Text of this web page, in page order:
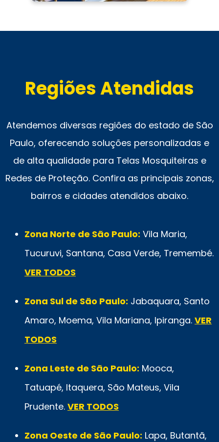
Regiões Atendidas
Atendemos diversas regiões do estado de São
Paulo, oferecendo soluções personalizadas e
de alta qualidade para Telas Mosquiteiras e
Redes de Proteção. Confira as principais zonas,
bairros e cidades atendidos abaixo.
Zona Norte de São Paulo: Vila Maria,
Tucuruvi, Santana, Casa Verde, Tremembé.
VER TODOS
Zona Sul de São Paulo: Jabaquara, Santo
Amaro, Moema, Vila Mariana, Ipiranga. VER
TODOS
Zona Leste de São Paulo: Mooca,
Tatuapé, Itaquera, São Mateus, Vila
Prudente. VER TODOS
Zona Oeste de São Paulo: Lapa, Butantã,